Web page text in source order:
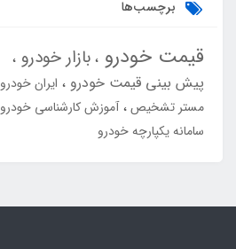
برچسب‌ها
قیمت خودرو بازار خودرو
پیش بینی قیمت خودرو ایران خودرو
مستر تشخیص آموزش کارشناسی خودرو
سامانه یکپارچه خودرو